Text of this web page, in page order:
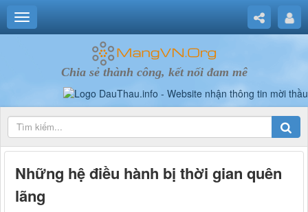
Chia sẻ thành công, kết nối đam mê
Những hệ điều hành bị thời gian quên
lãng